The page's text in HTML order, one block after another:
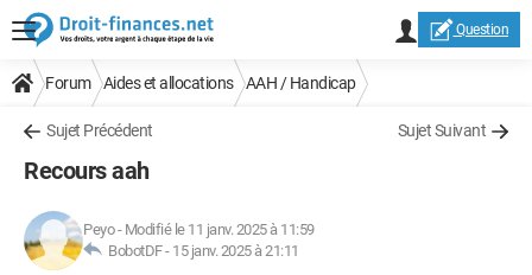
Question
Forum Aides et allocations AAH / Handicap
Sujet Précédent Sujet Suivant
Recours aah
Peyo- Modifié le 11 janv. 2025 à 11:59
BobotDF - 15 janv. 2025 à 21:11